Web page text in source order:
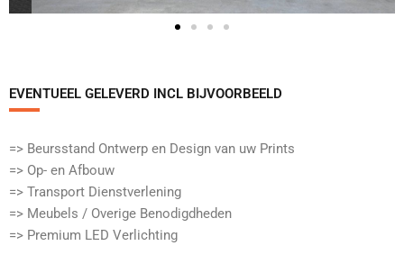
EVENTUEEL GELEVERD INCL BIJVOORBEELD​
=> Beursstand Ontwerp en Design van uw Prints
=> Op- en Afbouw
=> Transport Dienstverlening
=> Meubels / Overige Benodigdheden
=> Premium LED Verlichting